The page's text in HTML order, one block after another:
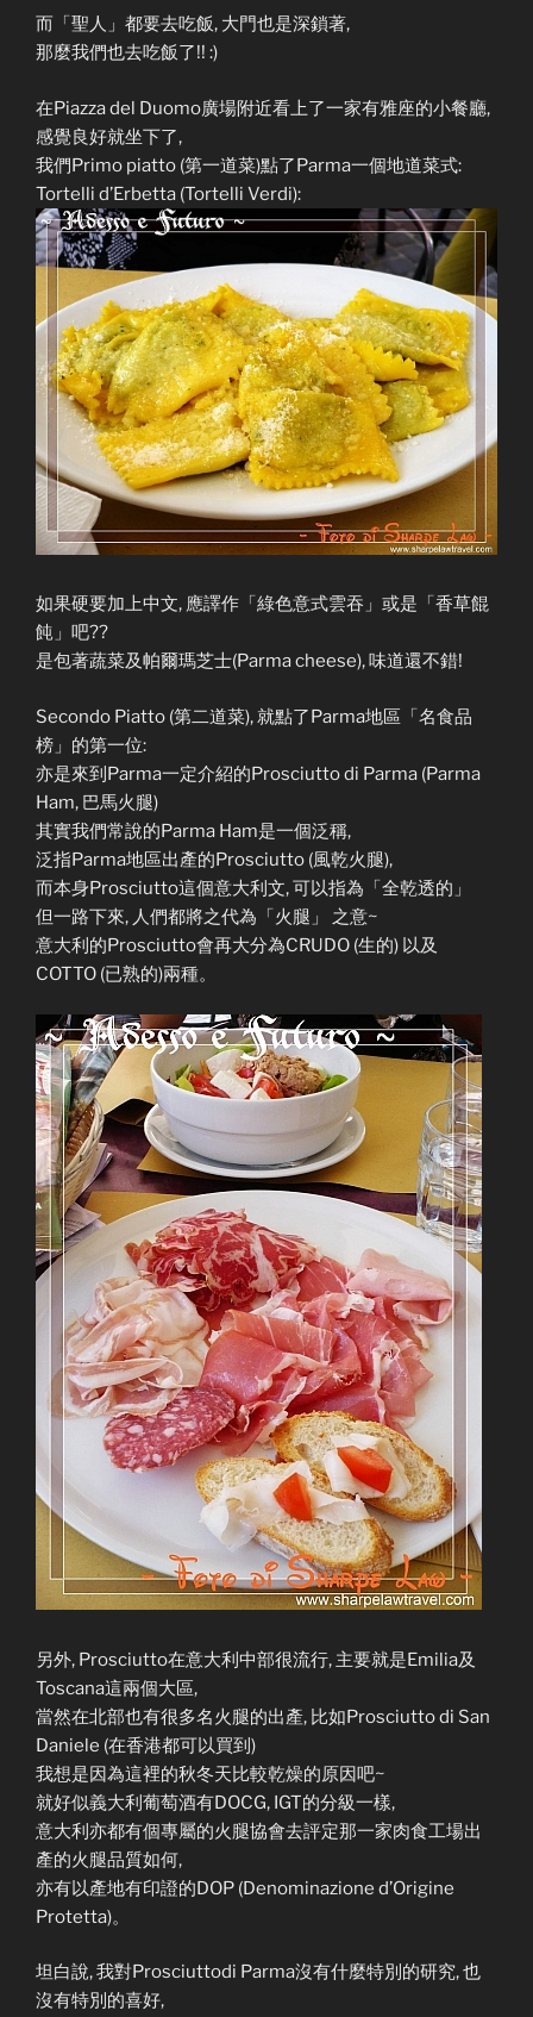
而「聖人」都要去吃飯, 大門也是深鎖著,
那麼我們也去吃飯了!! :)
在Piazza del Duomo廣場附近看上了一家有雅座的小餐廳,
感覺良好就坐下了,
我們Primo piatto (第一道菜)點了Parma一個地道菜式:
Tortelli d’Erbetta (Tortelli Verdi):
如果硬要加上中文, 應譯作「綠色意式雲吞」或是「香草餛
飩」吧??
是包著蔬菜及帕爾瑪芝士(Parma cheese), 味道還不錯!
Secondo Piatto (第二道菜), 就點了Parma地區「名食品
榜」的第一位:
亦是來到Parma一定介紹的Prosciutto di Parma (Parma
Ham, 巴馬火腿)
其實我們常說的Parma Ham是一個泛稱,
泛指Parma地區出產的Prosciutto (風乾火腿),
而本身Prosciutto這個意大利文, 可以指為「全乾透的」
但一路下來, 人們都將之代為「火腿」 之意~
意大利的Prosciutto會再大分為CRUDO (生的) 以及
COTTO (已熟的)兩種。
另外, Prosciutto在意大利中部很流行, 主要就是Emilia及
Toscana這兩個大區,
當然在北部也有很多名火腿的出產, 比如Prosciutto di San
Daniele (在香港都可以買到)
我想是因為這裡的秋冬天比較乾燥的原因吧~
就好似義大利葡萄酒有DOCG, IGT的分級一樣,
意大利亦都有個專屬的火腿協會去評定那一家肉食工場出
產的火腿品質如何,
亦有以產地有印證的DOP (Denominazione d’Origine
Protetta)。
坦白說, 我對Prosciuttodi Parma沒有什麼特別的研究, 也
沒有特別的喜好,